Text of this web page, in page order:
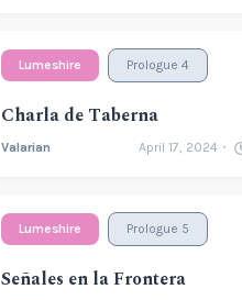
Lumeshire Prologue 4
Charla de Taberna
Valarian April 17, 2024
Lumeshire Prologue 5
Señales en la Frontera